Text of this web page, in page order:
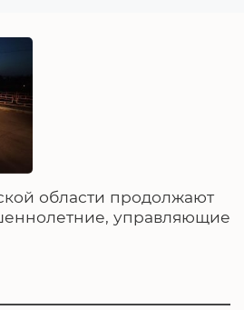
области продолжают
управляющие